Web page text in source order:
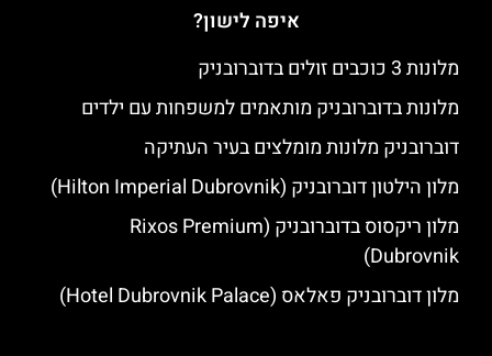
איפה לישון?
מלונות 3 כוכבים זולים בדוברובניק
מלונות בדוברובניק מותאמים למשפחות עם ילדים
דוברובניק מלונות מומלצים בעיר העתיקה
מלון הילטון דוברובניק (Hilton Imperial Dubrovnik)
מלון ריקסוס בדוברובניק (Rixos Premium
Dubrovnik)
מלון דוברובניק פאלאס (Hotel Dubrovnik Palace)